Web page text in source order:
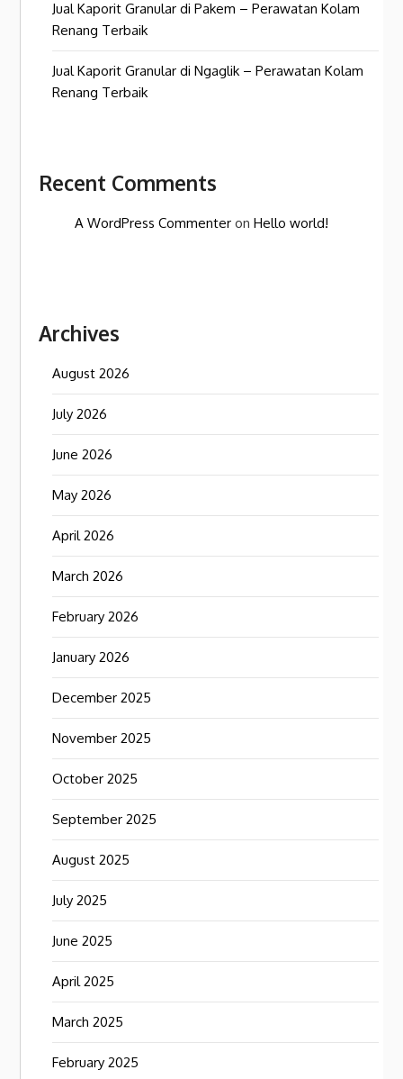
Jual Kaporit Granular di Pakem – Perawatan Kolam
Renang Terbaik
Jual Kaporit Granular di Ngaglik – Perawatan Kolam
Renang Terbaik
Recent Comments
A WordPress Commenter onHello world!
Archives
August 2026
July 2026
June 2026
May 2026
April 2026
March 2026
February 2026
January 2026
December 2025
November 2025
October 2025
September 2025
August 2025
July 2025
June 2025
April 2025
March 2025
February 2025